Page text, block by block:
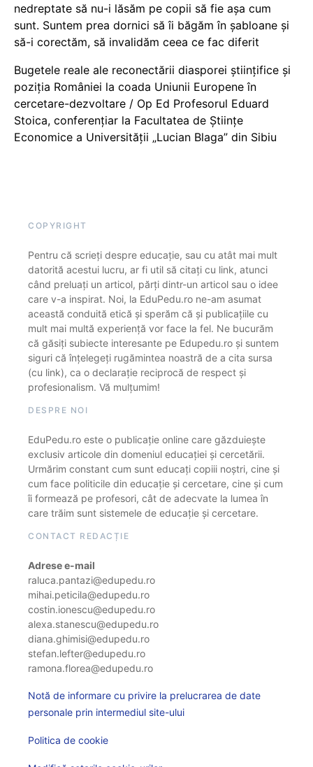
nedreptate să nu-i lăsăm pe copii să fie așa cum
sunt. Suntem prea dornici să îi băgăm în șabloane și
să-i corectăm, să invalidăm ceea ce fac diferit
Bugetele reale ale reconectării diasporei științifice și
poziția României la coada Uniunii Europene în
cercetare-dezvoltare / Op Ed Profesorul Eduard
Stoica, conferențiar la Facultatea de Științe
Economice a Universității „Lucian Blaga” din Sibiu
COPYRIGHT
Pentru că scrieți despre educație, sau cu atât mai mult
datorită acestui lucru, ar fi util să citați cu link, atunci
când preluați un articol, părți dintr-un articol sau o idee
care v-a inspirat. Noi, la EduPedu.ro ne-am asumat
această conduită etică și sperăm că și publicațiile cu
mult mai multă experiență vor face la fel. Ne bucurăm
că găsiți subiecte interesante pe Edupedu.ro și suntem
siguri că înțelegeți rugămintea noastră de a cita sursa
(cu link), ca o declarație reciprocă de respect și
profesionalism. Vă mulțumim!
DESPRE NOI
EduPedu.ro este o publicație online care găzduiește
exclusiv articole din domeniul educației și cercetării.
Urmărim constant cum sunt educați copiii noștri, cine și
cum face politicile din educație și cercetare, cine și cum
îi formează pe profesori, cât de adecvate la lumea în
care trăim sunt sistemele de educație și cercetare.
CONTACT REDACȚIE
Adrese e-mail
raluca.pantazi@edupedu.ro
mihai.peticila@edupedu.ro
costin.ionescu@edupedu.ro
alexa.stanescu@edupedu.ro
diana.ghimisi@edupedu.ro
stefan.lefter@edupedu.ro
ramona.florea@edupedu.ro
Notă de informare cu privire la prelucrarea de date
personale prin intermediul site-ului
Politica de cookie